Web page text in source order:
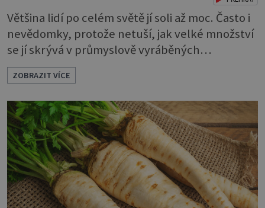
Většina lidí po celém světě jí soli až moc. Často i
nevědomky, protože netuší, jak velké množství
se jí skrývá v průmyslově vyráběných
potravinách, dokonce i těch sladkých. Sůl je
zdravá Ale v ani ne třetinovém množství, než je
pro většinu populace běžné. Její základní
složky– sodík a chlór – jsou zásadní pro správné
hospodaření organismu s tekutinami. Pomáhají
totiž udrž
ZOBRAZIT VÍCE